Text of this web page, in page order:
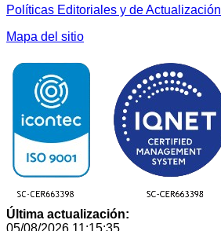
Políticas Editoriales y de Actualización
Mapa del sitio
Última actualización: